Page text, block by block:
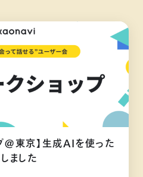
@東京】生成AIを使った
ました